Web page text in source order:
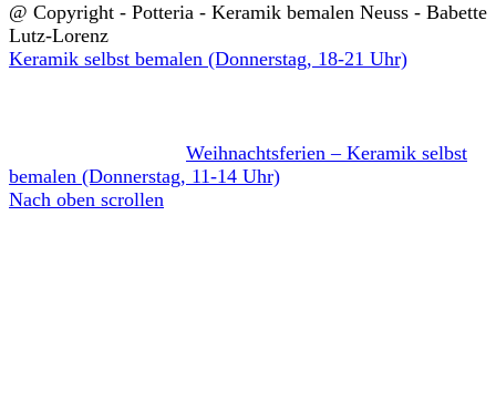
@ Copyright - Potteria - Keramik bemalen Neuss - Babette
Lutz-Lorenz
Keramik selbst bemalen (Donnerstag, 18-21 Uhr)
Weihnachtsferien – Keramik selbst
bemalen (Donnerstag, 11-14 Uhr)
Nach oben scrollen